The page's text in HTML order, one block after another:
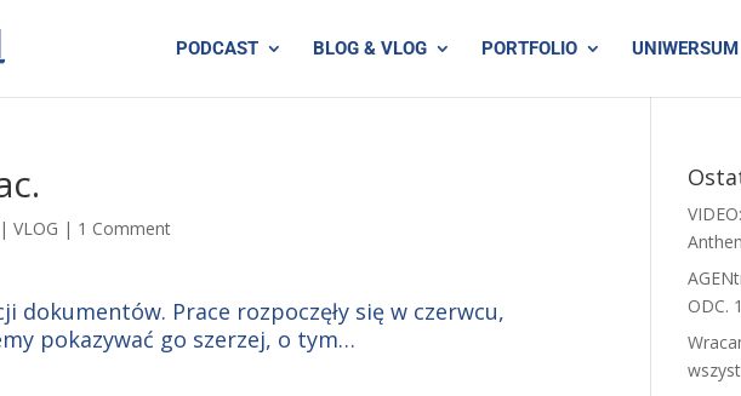
PODCAST BLOG & VLOG PORTFOLIO UNIWERSUM
VLOG | 1 Comment
dokumentów. Prace rozpoczęły się w czerwcu,
pokazywać go szerzej, o tym…
ODC.